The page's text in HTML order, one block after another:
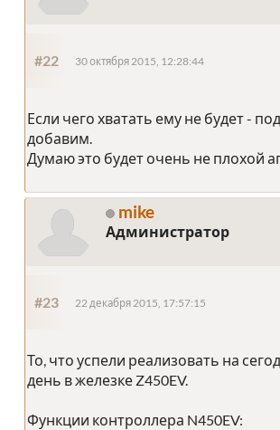
#22 30 октября 2015, 12:28:44
Если чего хватать ему не будет -
добавим.
Думаю это будет очень не плохой
mike
Администратор
#23 22 декабря 2015, 17:57:15
То, что успели реализовать на
день в железке Z450EV.
Функции контроллера N450EV: